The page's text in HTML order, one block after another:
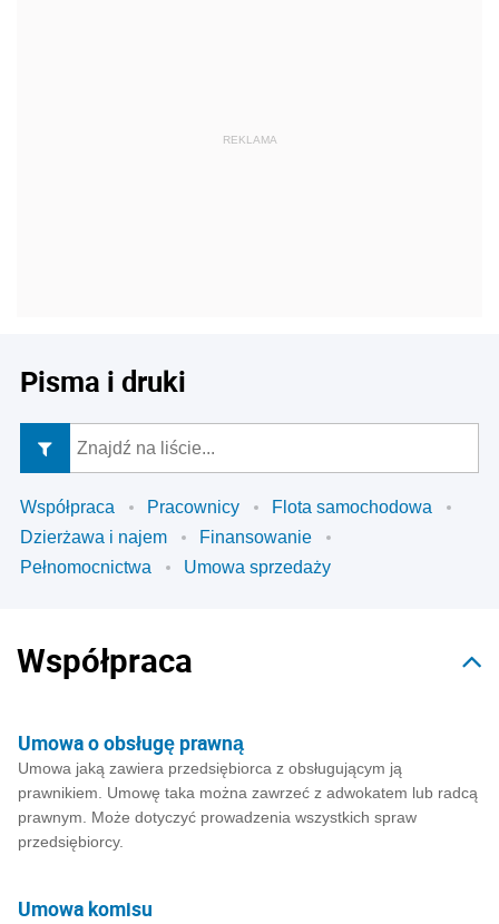
Pisma i druki
Współpraca Pracownicy
Flota samochodowa
Dzierżawa i najem
Finansowanie
Pełnomocnictwa
Umowa sprzedaży
Współpraca
Umowa o obsługę prawną
Umowa jaką zawiera przedsiębiorca z obsługującym ją
prawnikiem. Umowę taka można zawrzeć z adwokatem lub radcą
prawnym. Może dotyczyć prowadzenia wszystkich spraw
przedsiębiorcy.
Umowa komisu